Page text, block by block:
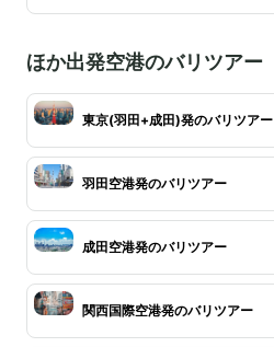
ほか出発空港のバリツアー
東京(羽田+成田)発のバリツアー
羽田空港発のバリツアー
成田空港発のバリツアー
関西国際空港発のバリツアー